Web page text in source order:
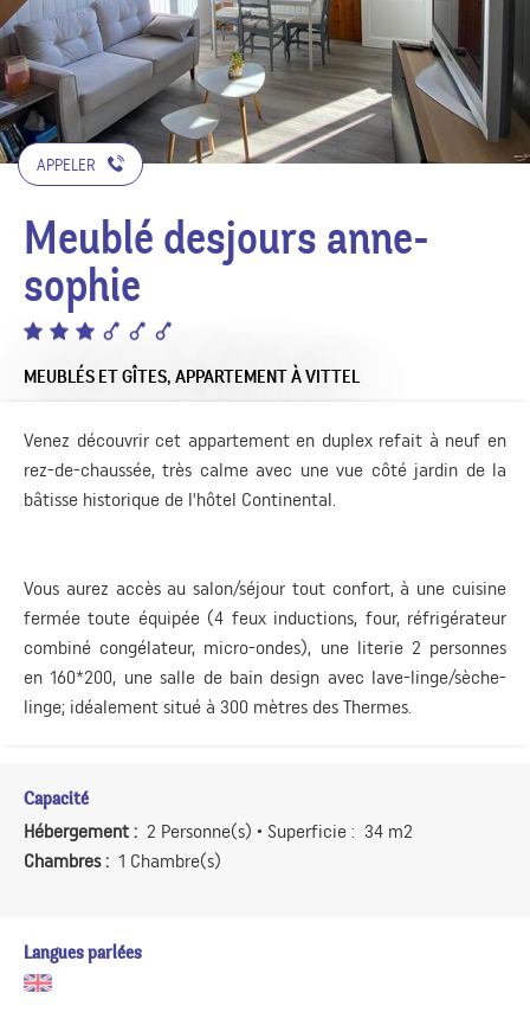
APPELER
Meublé desjours anne-
sophie
MEUBLÉS ET GÎTES, APPARTEMENTÀ VITTEL
Venez découvrir cet appartement en duplex refait à neuf en
rez-de-chaussée, très calme avec une vue côté jardin de la
bâtisse historique de l'hôtel Continental.
Vous aurez accès au salon/séjour tout confort, à une cuisine
fermée toute équipée (4 feux inductions, four, réfrigérateur
combiné congélateur, micro-ondes), une literie 2 personnes
en 160*200, une salle de bain design avec lave-linge/sèche-
linge; idéalement situé à 300 mètres des Thermes.
Capacité
Hébergement : 2 Personne(s) • Superficie : 34 m2
Chambres : 1 Chambre(s)
Langues parlées